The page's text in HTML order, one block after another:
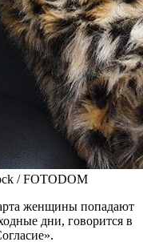
/ FOTODOM
женщины попадают
дни, говорится в